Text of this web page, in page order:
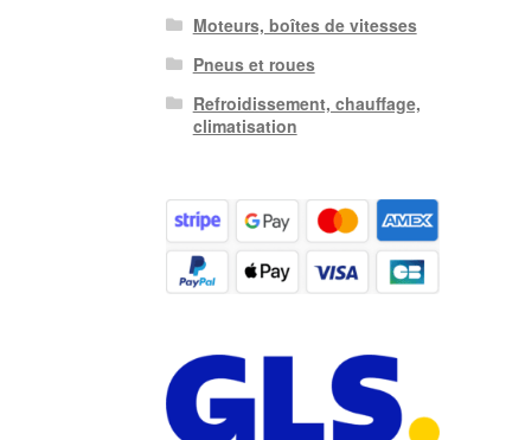
Moteurs, boîtes de vitesses
Pneus et roues
Refroidissement, chauffage,
climatisation